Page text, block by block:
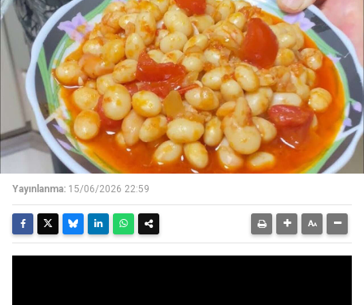
Yayınlanma: 15/06/2026 22:59